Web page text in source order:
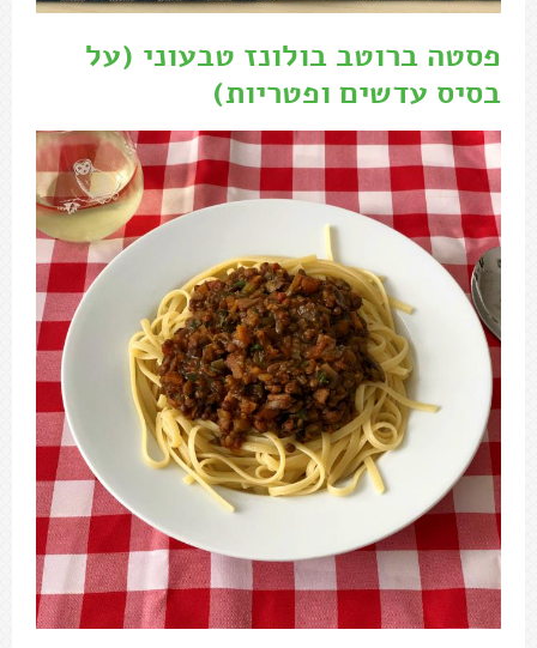
פסטה ברוטב בולונז טבעוני (על
בסיס עדשים ופטריות)